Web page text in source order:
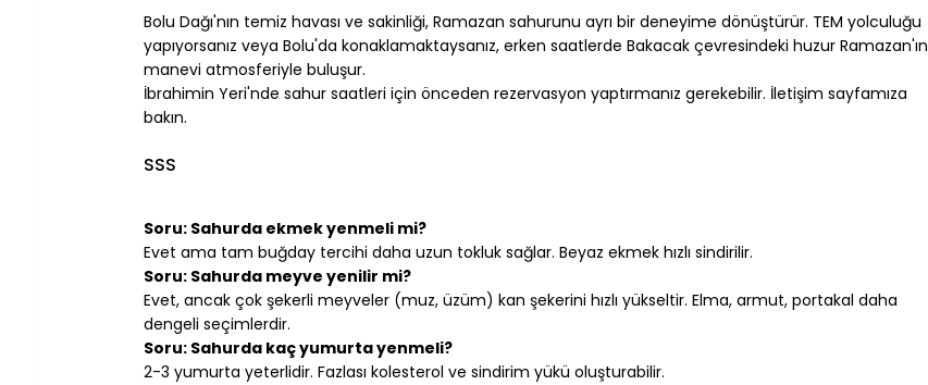
Bolu Dağı'nın temiz havası ve sakinliği, Ramazan sahurunu ayrı bir deneyime dönüştürür. TEM yolculuğu
yapıyorsanız veya Bolu'da konaklamaktaysanız, erken saatlerde Bakacak çevresindeki huzur Ramazan'ın
manevi atmosferiyle buluşur.
İbrahimin Yeri'nde sahur saatleri için önceden rezervasyon yaptırmanız gerekebilir. İletişim sayfamıza
bakın.
SSS
Soru: Sahurda ekmek yenmeli mi?
Evet ama tam buğday tercihi daha uzun tokluk sağlar. Beyaz ekmek hızlı sindirilir.
Soru: Sahurda meyve yenilir mi?
Evet, ancak çok şekerli meyveler (muz, üzüm) kan şekerini hızlı yükseltir. Elma, armut, portakal daha
dengeli seçimlerdir.
Soru: Sahurda kaç yumurta yenmeli?
2-3 yumurta yeterlidir. Fazlası kolesterol ve sindirim yükü oluşturabilir.